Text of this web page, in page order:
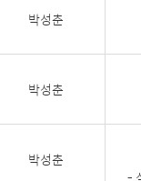
박성춘
박성춘
박성춘